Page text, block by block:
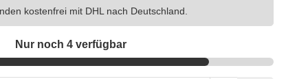
kostenfrei mit DHL nach Deutschland.
Nur noch 4 verfügbar